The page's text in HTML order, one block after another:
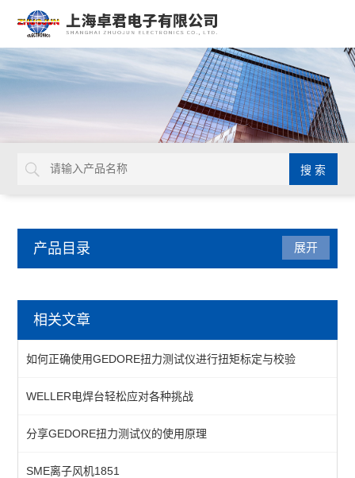
产品目录
吸锡线
QUICK吸烟仪
恒温热风机
返修产品
电焊台
展开
相关文章
如何正确使用GEDORE扭力测试仪进行扭矩标定与校验
WELLER电焊台轻松应对各种挑战
分享GEDORE扭力测试仪的使用原理
SME离子风机1851